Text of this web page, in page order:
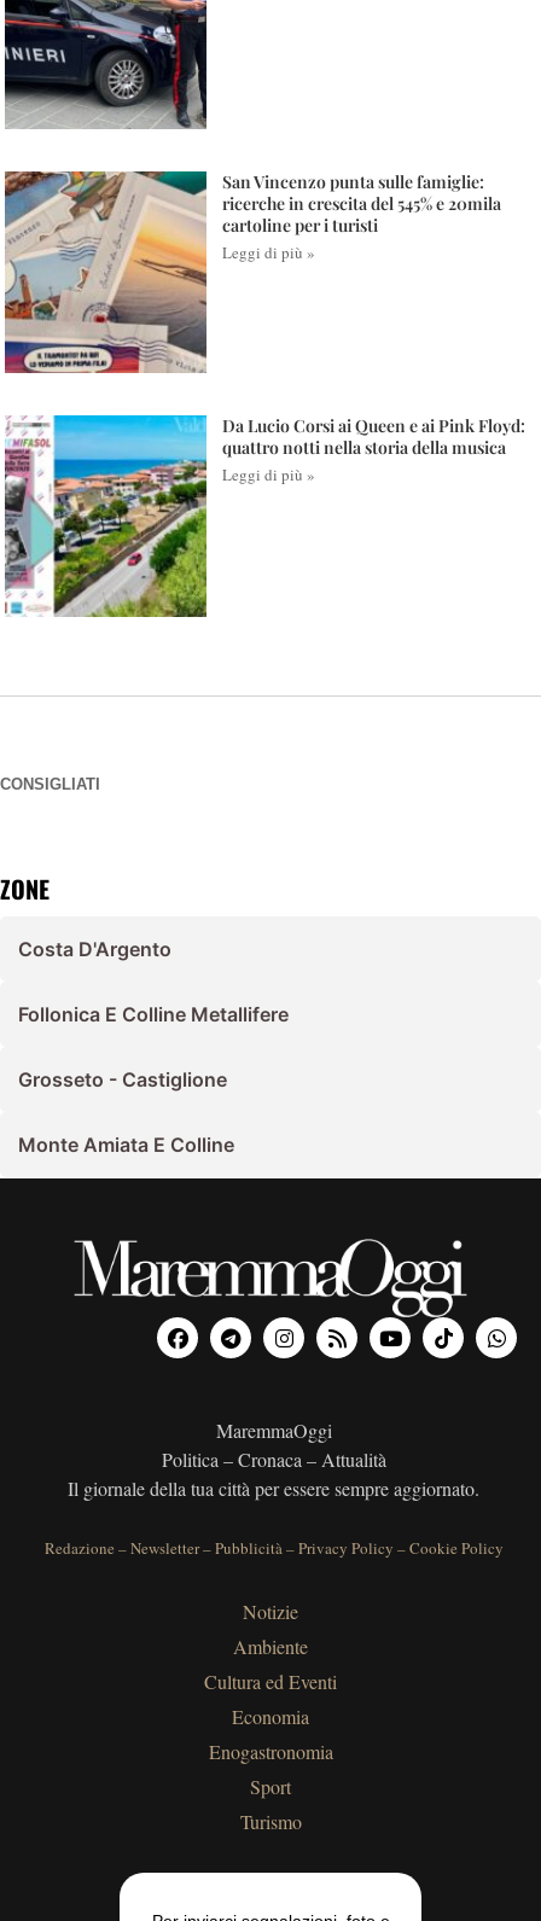
San Vincenzo punta sulle famiglie:
ricerche in crescita del 545% e 20mila
cartoline per i turisti
Leggi di più »
Da Lucio Corsi ai Queen e ai Pink Floyd:
quattro notti nella storia della musica
Leggi di più »
CONSIGLIATI
ZONE
Costa D'Argento
Follonica E Colline Metallifere
Grosseto - Castiglione
Monte Amiata E Colline
MaremmaOggi
Politica – Cronaca – Attualità
Il giornale della tua città per essere sempre aggiornato.
Redazione –Newsletter–Pubblicità–Privacy Policy –Cookie Policy
Notizie
Ambiente
Cultura ed Eventi
Economia
Enogastronomia
Sport
Turismo